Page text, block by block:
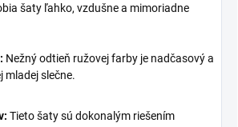
šaty ľahko, vzdušne a mimoriadne
Nežný odtieň ružovej farby je nadčasový a
mladej slečne.
Tieto šaty sú dokonalým riešením